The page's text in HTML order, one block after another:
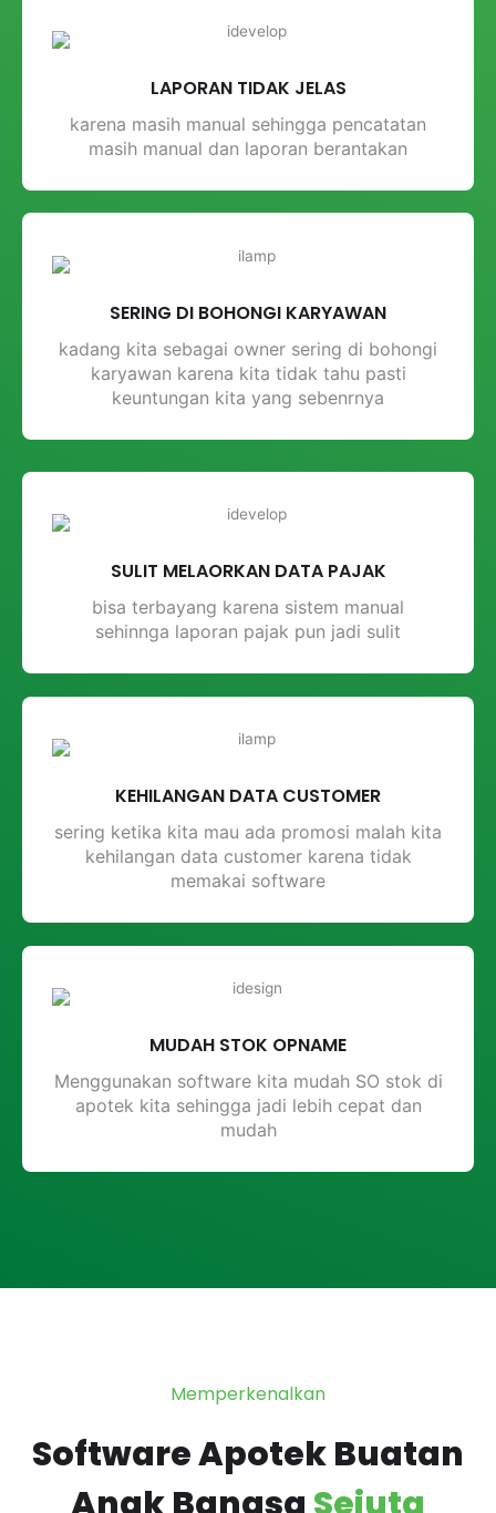
LAPORAN TIDAK JELAS
karena masih manual sehingga pencatatan
masih manual dan laporan berantakan
SERING DI BOHONGI KARYAWAN
kadang kita sebagai owner sering di bohongi
karyawan karena kita tidak tahu pasti
keuntungan kita yang sebenrnya
SULIT MELAORKAN DATA PAJAK
bisa terbayang karena sistem manual
sehinnga laporan pajak pun jadi sulit
KEHILANGAN DATA CUSTOMER
sering ketika kita mau ada promosi malah kita
kehilangan data customer karena tidak
memakai software
MUDAH STOK OPNAME
Menggunakan software kita mudah SO stok di
apotek kita sehingga jadi lebih cepat dan
mudah
Memperkenalkan
Software Apotek Buatan